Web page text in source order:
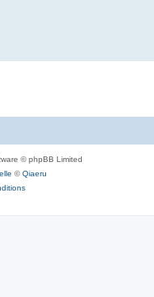
© phpBB Limited
©Qiaeru